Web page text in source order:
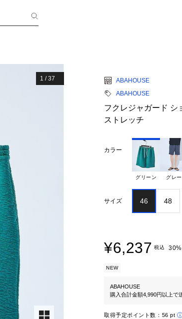
1 /37
ABAHOUSE
ABAHOUSE
フクレジャガード シ
ストレッチ
カラー
グリーン グレー
サイズ 46 48
¥6,237 税込
NEW
ABAHOUSE
購入合計金額4,990円以上で
取得予定ポイント数： 56 pt